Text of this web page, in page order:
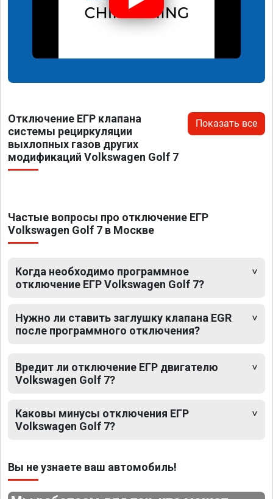
Отключение ЕГР клапана
системы рециркуляции
выхлопных газов других
модификаций Volkswagen Golf 7
Показать все
Частые вопросы про отключение ЕГР
Volkswagen Golf 7 в Москве
Когда необходимо программное
отключение ЕГР Volkswagen Golf 7?
Нужно ли ставить заглушку клапана EGR
после программного отключения?
Вредит ли отключение ЕГР двигателю
Volkswagen Golf 7?
Каковы минусы отключения ЕГР
Volkswagen Golf 7?
Вы не узнаете ваш автомобиль!